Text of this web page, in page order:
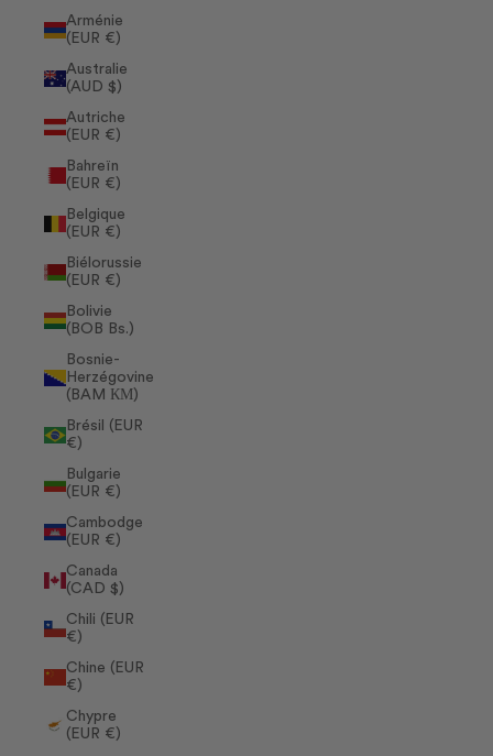
Arménie
(EUR €)
Australie
(AUD $)
Autriche
(EUR €)
Bahreïn
(EUR €)
Belgique
(EUR €)
Biélorussie
(EUR €)
Bolivie
(BOB Bs.)
Bosnie-
Herzégovine
(BAM КМ)
Brésil (EUR
€)
Bulgarie
(EUR €)
Cambodge
(EUR €)
Canada
(CAD $)
Chili (EUR
€)
Chine (EUR
€)
Chypre
(EUR €)